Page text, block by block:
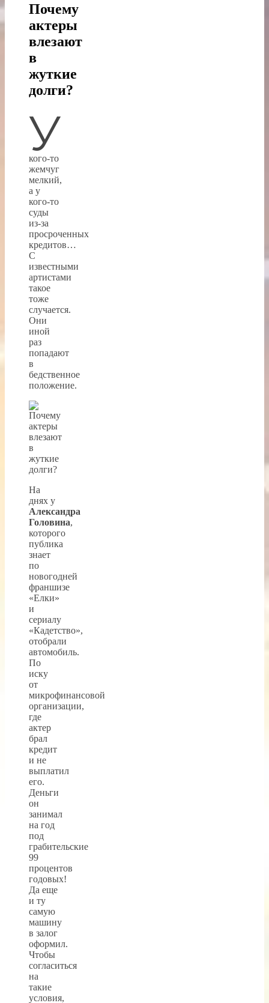
Почему
актеры
влезают
в
жуткие
долги?
У
кого-то
жемчуг
мелкий,
а у
кого-то
суды
из-за
просроченных
кредитов…
С
известными
артистами
такое
тоже
случается.
Они
иной
раз
попадают
в
бедственное
положение.
На
днях у
Александра
Головина,
которого
публика
знает
по
новогодней
франшизе
«Елки»
и
сериалу
«Кадетство»,
отобрали
автомобиль.
По
иску
от
микрофинансовой
организации,
где
актер
брал
кредит
и не
выплатил
его.
Деньги
он
занимал
на год
под
грабительские
99
процентов
годовых!
Да еще
и ту
самую
машину
в залог
оформил.
Чтобы
согласиться
на
такие
условия,